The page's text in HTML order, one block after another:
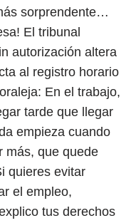
sorprendente…
El tribunal
autorización altera
al registro horario
En el trabajo,
tarde que llegar
empieza cuando
más, que quede
quieres evitar
el empleo,
tus derechos